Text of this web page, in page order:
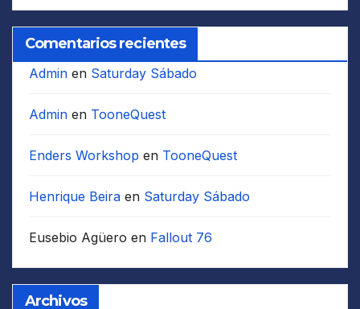
Comentarios recientes
Admin en Saturday Sábado
Admin en TooneQuest
Enders Workshop en TooneQuest
Henrique Beira en Saturday Sábado
Eusebio Agüero en Fallout 76
Archivos